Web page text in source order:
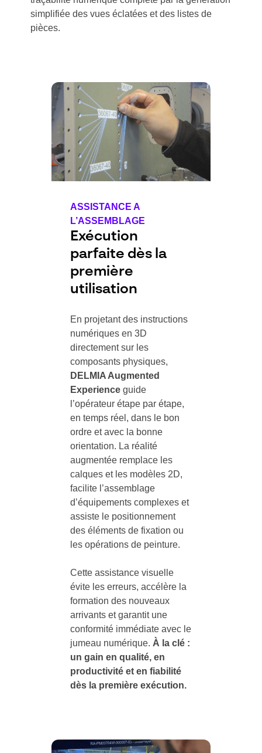
simplifiée des vues éclatées et des listes de
pièces.
ASSISTANCE A
L’ASSEMBLAGE
Exécution
parfaite dès la
première
utilisation
En projetant des instructions
numériques en 3D
directement sur les
composants physiques,
DELMIA Augmented
Experience guide
l’opérateur étape par étape,
en temps réel, dans le bon
ordre et avec la bonne
orientation. La réalité
augmentée remplace les
calques et les modèles 2D,
facilite l’assemblage
d’équipements complexes et
assiste le positionnement
des éléments de fixation ou
les opérations de peinture.
Cette assistance visuelle
évite les erreurs, accélère la
formation des nouveaux
arrivants et garantit une
conformité immédiate avec le
jumeau numérique. À la clé :
un gain en qualité, en
productivité et en fiabilité
dès la première exécution.